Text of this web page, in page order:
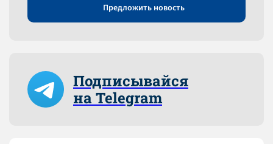
Предложить новость
Подписывайся
на Telegram